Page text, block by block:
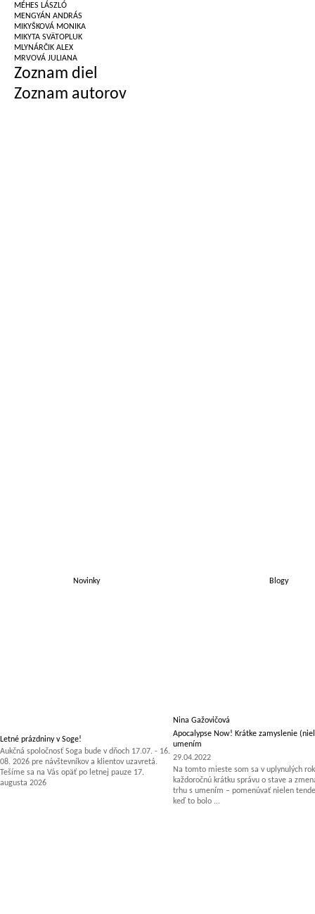
MÉHES LÁSZLÓ
MENGYÁN ANDRÁS
MIKYŠKOVÁ MONIKA
MIKYTA SVÄTOPLUK
MLYNÁRČIK ALEX
MRVOVÁ JULIANA
Zoznam diel
Zoznam autorov
Novinky Blogy
Letné prázdniny v Soge!
Aukčná spoločnosť Soga bude v dňoch 17.07. - 16.
08. 2026 pre návštevníkov a klientov uzavretá.
Tešíme sa na Vás opäť po letnej pauze 17.
augusta 2026
Nina Gažovičová
Apocalypse Now! Krátke zamyslenie
umením
29.04.2022
Na tomto mieste som sa v uplynulých
každoročnú krátku správu o stave a
trhu s umením – pomenúvať nielen
keď to bolo ...